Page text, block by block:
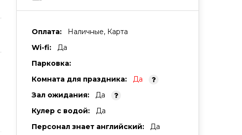
Оплата:
Наличные, Карта
Wi-fi:
Да
Парковка:
Комната для праздника:
Да
Зал ожидания:
Да
Кулер с водой:
Да
Персонал знает английский:
Да